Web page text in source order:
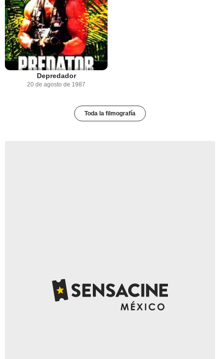
Depredador
20 de agosto de 1987
Toda la filmografía